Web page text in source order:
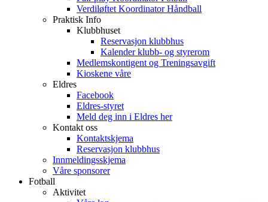
Verdiløftet Koordinator Håndball
Praktisk Info
Klubbhuset
Reservasjon klubbhus
Kalender klubb- og styrerom
Medlemskontigent og Treningsavgift
Kioskene våre
Eldres
Facebook
Eldres-styret
Meld deg inn i Eldres her
Kontakt oss
Kontaktskjema
Reservasjon klubbhus
Innmeldingsskjema
Våre sponsorer
Fotball
Aktivitet